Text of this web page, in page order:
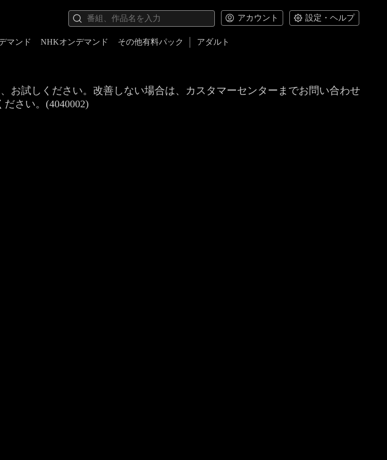
アカウント 設定・ヘルプ
マンド NHKオンデマンド その他有料パック アダルト
お試しください。改善しない場合は、カスタマーセンターまでお問い合わせ
ださい。(4040002)